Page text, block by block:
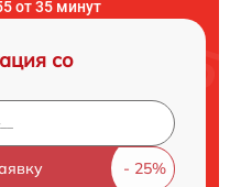
от 35 минут
со